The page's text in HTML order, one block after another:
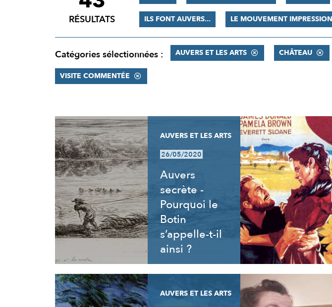
RÉSULTATS
RÉSULTATS ILS FONT AUVERS... LE MOUVEMENT
Catégories sélectionnées : AUVERS ET LES ARTS CHÂTEAU
VISITE COMMENTÉE
RÉSULTATS
AUVERS ET LES ARTS
26/05/2020
Auvers
secrète -
Pourquoi le
Botin
s’appelle-t-il
ainsi ?
AUVERS ET LES ARTS